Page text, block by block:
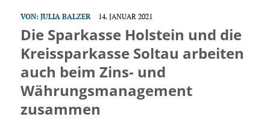
VON: JULIA BALZER 14. JANUAR 2021
Die Sparkasse Holstein und die
Kreissparkasse Soltau arbeiten
auch beim Zins- und
Währungsmanagement
zusammen